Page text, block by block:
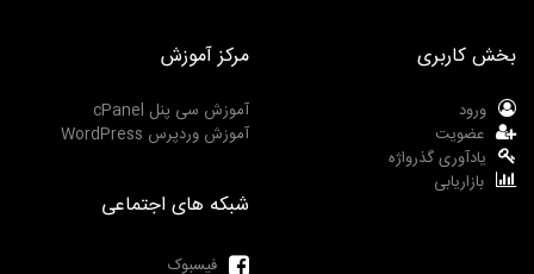
بخش کاربری
ورود
عضویت
یادآوری گذرواژه
بازاریابی
مرکز آموزش
آموزش سی پنل cPanel
آموزش وردپرس WordPress
شبکه های اجتماعی
فیسبوک